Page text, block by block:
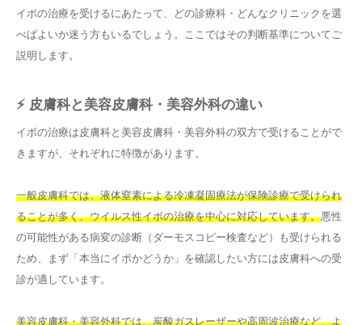
イボの治療を受けるにあたって、どの診療科・どんなクリニックを選
べばよいか迷う方もいるでしょう。ここではその判断基準についてご
説明します。
⚡ 皮膚科と美容皮膚科・美容外科の違い
イボの治療は皮膚科と美容皮膚科・美容外科の双方で受けることがで
きますが、それぞれに特徴があります。
一般皮膚科では、液体窒素による冷凍凝固療法が保険診療で受けられ
ることが多く、ウイルス性イボの治療を中心に対応しています。悪性
の可能性がある病変の診断（ダーモスコピー検査など）も受けられる
ため、まず「本当にイボかどうか」を確認したい方には皮膚科への受
診が適しています。
美容皮膚科・美容外科では、炭酸ガスレーザーや高周波治療など、よ